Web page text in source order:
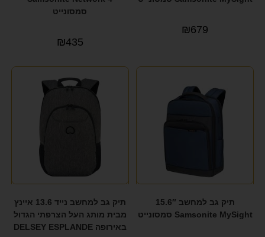
₪679
סמסונייט
₪435
תיק גב למחשב 15.6″
Samsonite MySight סמסונייט
תיק גב למחשב נייד 13.6 איינץ
מבית מותג העל הצרפתי הגדול
באירופה DELSEY ESPLANDE